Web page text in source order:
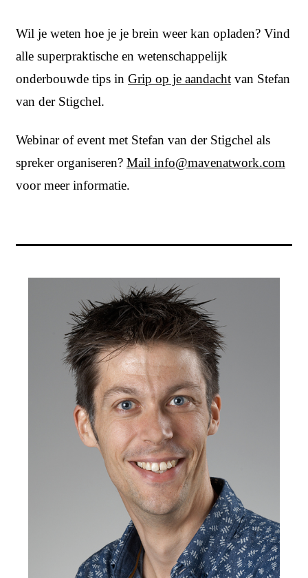
Wil je weten hoe je je brein weer kan opladen? Vind
alle superpraktische en wetenschappelijk
onderbouwde tips in Grip op je aandacht van Stefan
van der Stigchel.
Webinar of event met Stefan van der Stigchel als
spreker organiseren? Mail info@mavenatwork.com
voor meer informatie.